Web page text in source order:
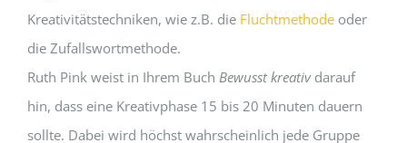
Kreativitätstechniken, wie z.B. die Fluchtmethode oder
die Zufallswortmethode.
Ruth Pink weist in Ihrem Buch Bewusst kreativdarauf
hin, dass eine Kreativphase 15 bis 20 Minuten dauern
sollte. Dabei wird höchst wahrscheinlich jede Gruppe